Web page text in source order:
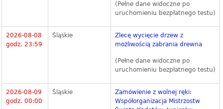
(Pełne dane widoczne po
uruchomieniu bezpłatnego testu)
2026-08-08
godz. 23:59
Śląskie
Zlecę wycięcie drzew z
możliwością zabrania drewna
(Pełne dane widoczne po
uruchomieniu bezpłatnego testu)
2026-08-09
godz. 00:00
Śląskie
Zamówienie z wolnej ręki:
Współorganizacja Mistrzostw